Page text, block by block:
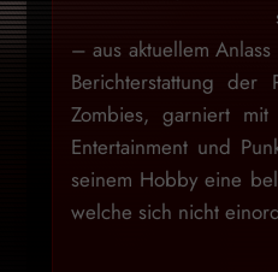
– aus aktuellem
Berichterstattung
Zombies, garniert
Entertainment und
seinem Hobby eine
welche sich nicht